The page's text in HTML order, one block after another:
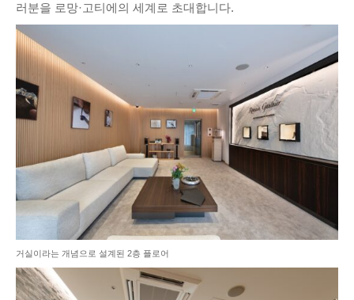
러분을 로망·고티에의 세계로 초대합니다.
거실이라는 개념으로 설계된 2층 플로어